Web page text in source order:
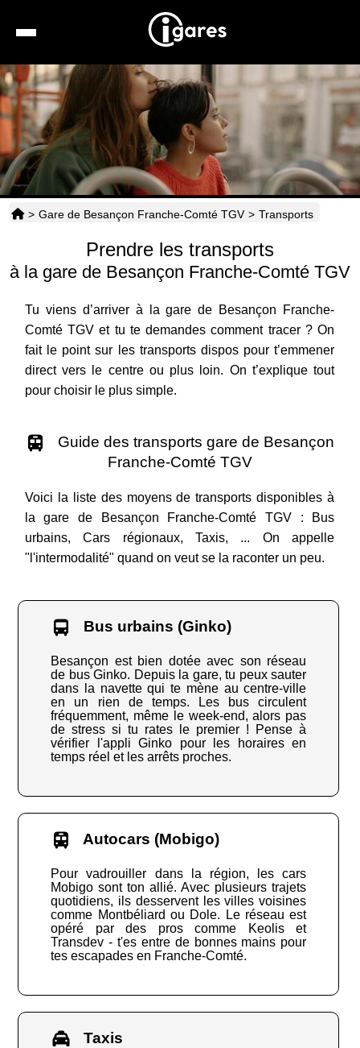
Recherche
Location de voiture
Hôtels
Taxis
> Gare de Besançon Franche-Comté TGV > Transports
Prendre les transports
à la gare de Besançon Franche-Comté TGV
Tu viens d’arriver à la gare de Besançon Franche-
Comté TGV et tu te demandes comment tracer ? On
fait le point sur les transports dispos pour t’emmener
direct vers le centre ou plus loin. On t’explique tout
pour choisir le plus simple.
Guide des transports gare de Besançon
Franche-Comté TGV
Voici la liste des moyens de transports disponibles à
la gare de Besançon Franche-Comté TGV : Bus
urbains, Cars régionaux, Taxis, ... On appelle
"l'intermodalité" quand on veut se la raconter un peu.
Bus urbains (Ginko)
Besançon est bien dotée avec son réseau
de bus Ginko. Depuis la gare, tu peux sauter
dans la navette qui te mène au centre-ville
en un rien de temps. Les bus circulent
fréquemment, même le week-end, alors pas
de stress si tu rates le premier ! Pense à
vérifier l'appli Ginko pour les horaires en
temps réel et les arrêts proches.
Autocars (Mobigo)
Pour vadrouiller dans la région, les cars
Mobigo sont ton allié. Avec plusieurs trajets
quotidiens, ils desservent les villes voisines
comme Montbéliard ou Dole. Le réseau est
opéré par des pros comme Keolis et
Transdev - t'es entre de bonnes mains pour
tes escapades en Franche-Comté.
Taxis